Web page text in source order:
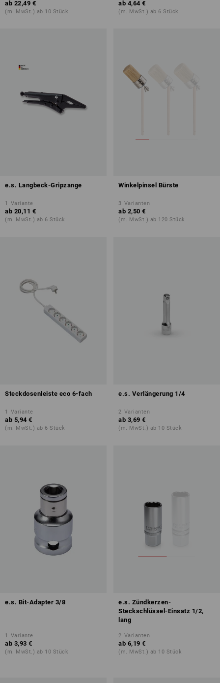
ab 22,49 €
(m. MwSt.) ab 10 Stück
ab 4,64 €
(m. MwSt.) ab 6 Stück
e.s. Langbeck-Gripzange
1 Variante
ab 20,11 €
(m. MwSt.) ab 6 Stück
Winkelpinsel Bürste
3 Varianten
ab 2,50 €
(m. MwSt.) ab 120 Stück
Steckdosenleiste eco 6-fach
1 Variante
ab 5,94 €
(m. MwSt.) ab 6 Stück
e.s. Verlängerung 1/4
2 Varianten
ab 3,69 €
(m. MwSt.) ab 10 Stück
e.s. Bit-Adapter 3/8
1 Variante
ab 3,93 €
(m. MwSt.) ab 10 Stück
e.s. Zündkerzen-
Steckschlüssel-Einsatz 1/2,
lang
2 Varianten
ab 6,19 €
(m. MwSt.) ab 10 Stück